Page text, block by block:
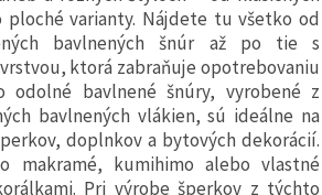
ploché varianty. Nájdete tu všetko od
bavlnených šnúr až po tie s
ktorá zabraňuje opotrebovaniu
odolné bavlnené šnúry, vyrobené z
bavlnených vlákien, sú ideálne na
doplnkov a bytových dekorácií.
makramé, kumihimo alebo vlastné
Pri výrobe šperkov z týchto